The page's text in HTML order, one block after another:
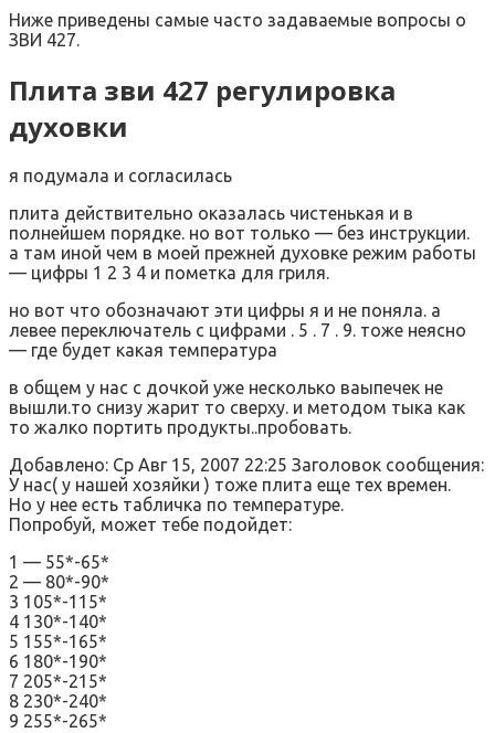
Ниже приведены самые часто задаваемые вопросы о
ЗВИ 427.
Плита зви 427 регулировка
духовки
я подумала и согласилась
плита действительно оказалась чистенькая и в
полнейшем порядке. но вот только — без инструкции.
а там иной чем в моей прежней духовке режим работы
— цифры 1 2 3 4 и пометка для гриля.
но вот что обозначают эти цифры я и не поняла. а
левее переключатель с цифрами . 5 . 7 . 9. тоже неясно
— где будет какая температура
в общем у нас с дочкой уже несколько ваыпечек не
вышли.то снизу жарит то сверху. и методом тыка как
то жалко портить продукты..пробовать.
Добавлено: Ср Авг 15, 2007 22:25 Заголовок сообщения:
У нас( у нашей хозяйки ) тоже плита еще тех времен.
Но у нее есть табличка по температуре.
Попробуй, может тебе подойдет:
1 — 55*-65*
2 — 80*-90*
3 105*-115*
4 130*-140*
5 155*-165*
6 180*-190*
7 205*-215*
8 230*-240*
9 255*-265*